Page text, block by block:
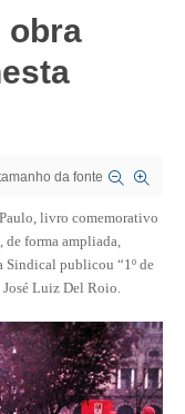
obra
da fonte
livro comemorativo
de forma ampliada,
publicou “1º de
Luiz Del Roio.